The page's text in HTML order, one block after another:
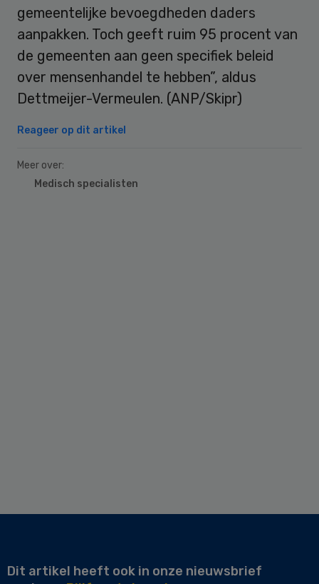
gemeentelijke bevoegdheden daders
aanpakken. Toch geeft ruim 95 procent van
de gemeenten aan geen specifiek beleid
over mensenhandel te hebben”, aldus
Dettmeijer-Vermeulen. (ANP/Skipr)
Reageer op dit artikel
Meer over:
Medisch specialisten
Dit artikel heeft ook in onze nieuwsbrief